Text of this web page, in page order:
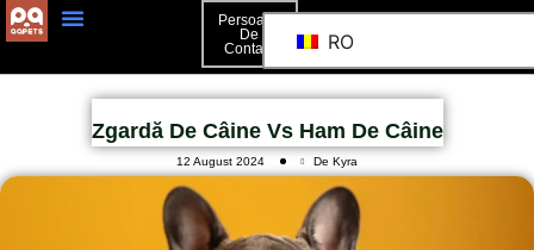
Persoană
De
Contact
RO
Zgardă De Câine Vs Ham De Câine
12 August 2024 De Kyra